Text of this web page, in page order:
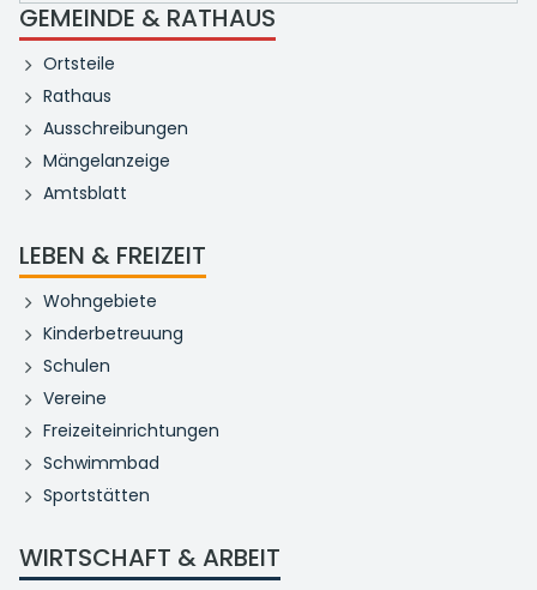
GEMEINDE & RATHAUS
Ortsteile
Rathaus
Ausschreibungen
Mängelanzeige
Amtsblatt
LEBEN & FREIZEIT
Wohngebiete
Kinderbetreuung
Schulen
Vereine
Freizeiteinrichtungen
Schwimmbad
Sportstätten
WIRTSCHAFT & ARBEIT